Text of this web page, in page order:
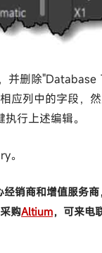
并删除
应列中的字段，
行上述编辑。
。
销商和增值服务
购Altium，可来电